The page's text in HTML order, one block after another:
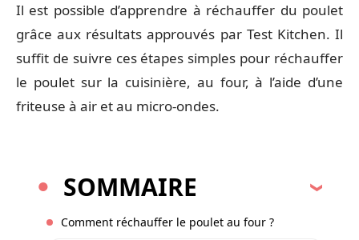
Il est possible d’apprendre à réchauffer du poulet
grâce aux résultats approuvés par Test Kitchen. Il
suffit de suivre ces étapes simples pour réchauffer
le poulet sur la cuisinière, au four, à l’aide d’une
friteuse à air et au micro-ondes.
SOMMAIRE
Comment réchauffer le poulet au four ?